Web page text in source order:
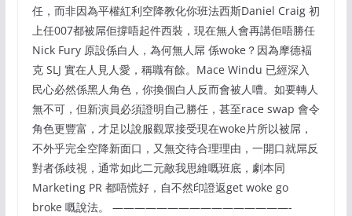
任，而非因為平權紅利空降教化你班法西斯Daniel Craig 初
上任007都被屌佢撐唔起件西裝，現在無人會再講佢唔勝任
Nick Fury 原設係白人，為何無人屌 係woke？因為摩德褔
克 SLJ 實在人見人愛，稱職有餘。Mace Windu 已經深入
民心必然係黑人角色，你換個白人反而會被人嘈。如要轉人
無不可，但新演員必須證明自己勝任，甚至race swap 會令
角色更豐富，才足以說服觀眾接受現在woke片所以被屌，
不外乎完全空降新面口，又無交待合理理由，一開口就屌反
對者係歧視，通常如此二元敵我思維嘅班底，劇本同
Marketing PR 都唔慌好，自不然印證返get woke go
broke 嘅說法。 ————————————————-